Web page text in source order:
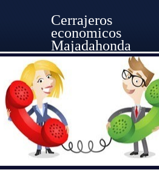
Cerrajeros
economicos
Majadahonda